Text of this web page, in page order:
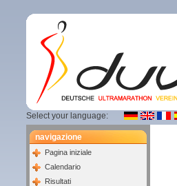
Select your language:
navigazione
Pagina iniziale
Calendario
Risultati